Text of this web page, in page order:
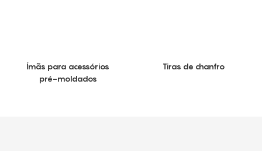
Ímãs para acessórios
pré-moldados
Tiras de chanfro